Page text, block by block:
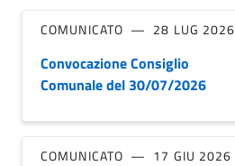
COMUNICATO 28 LUG 2026
Convocazione Consiglio
Comunale del 30/07/2026
COMUNICATO 17 GIU 2026